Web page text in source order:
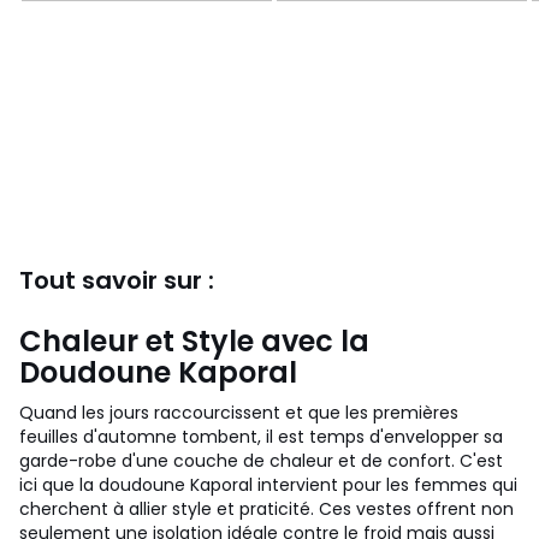
Tout savoir sur :
Chaleur et Style avec la
Doudoune Kaporal
Quand les jours raccourcissent et que les premières
feuilles d'automne tombent, il est temps d'envelopper sa
garde-robe d'une couche de chaleur et de confort. C'est
ici que la doudoune Kaporal intervient pour les femmes qui
cherchent à allier style et praticité. Ces vestes offrent non
seulement une isolation idéale contre le froid mais aussi